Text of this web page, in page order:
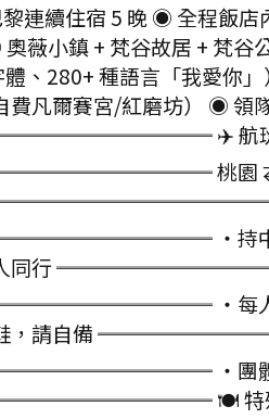
連續住宿 5 晚 ◉ 全程飯
薇小鎮 + 梵谷故居 + 梵
、280+ 種語言「我愛你
凡爾賽宮/紅磨坊） ◉ 領
✈️ 航班 /
園 ⇄ 巴黎（長榮
持中華民國護照
照顧之家人同行
每人不含小費
牙膏與拖鞋，請自
・團體機票一經開
🍽 特殊